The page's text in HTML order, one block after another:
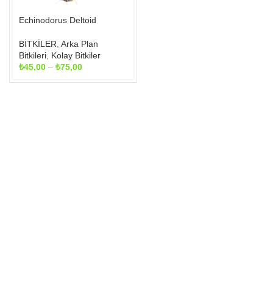
Echinodorus Deltoid
BİTKİLER Arka Plan
Bitkileri Kolay Bitkiler
₺45,00 – ₺75,00Fiyat